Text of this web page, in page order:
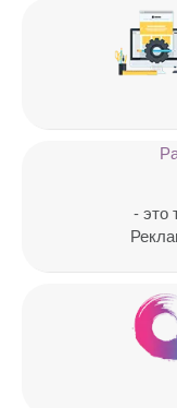
Ваш
- это